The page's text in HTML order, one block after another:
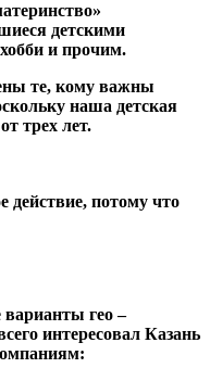
детскими
и прочим.
те, кому важны
наша детская
трех лет.
действие, потому что
гео –
интересовал Казань